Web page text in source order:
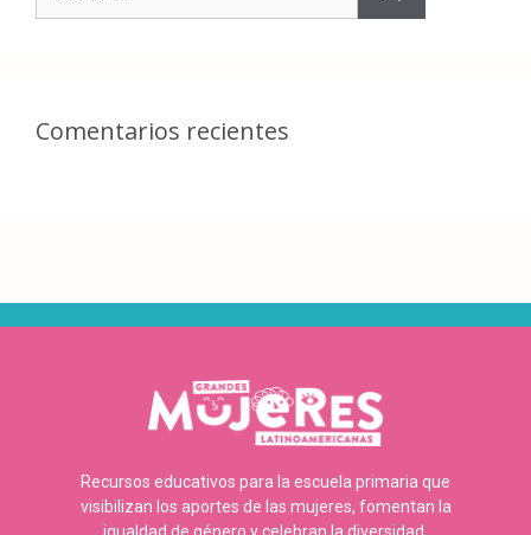
Comentarios recientes
Recursos educativos para la escuela primaria que
visibilizan los aportes de las mujeres, fomentan la
igualdad de género y celebran la diversidad.